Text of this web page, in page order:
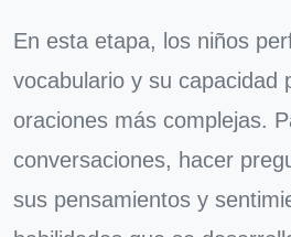
En esta etapa, los niños
vocabulario y su capacidad
oraciones más complejas.
conversaciones, hacer
sus pensamientos y